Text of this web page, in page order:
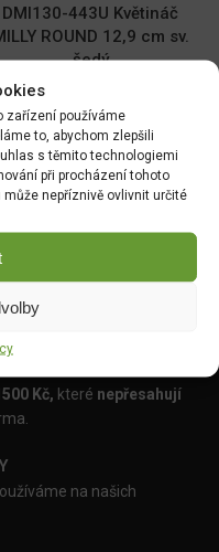
zařízení používáme
to, abychom zlepšili
s těmito technologiemi
při procházení tohoto
nepříznivě ovlivnit určité
DMI130-443U Květináč
ROUND 12,9 cm sv.
šedý
KOŠÍKU
Kč
DMI150-443U Květináč
ROUND 14,6cm sv.
KOŠÍKU
Kč, které nepřesahují
na našich